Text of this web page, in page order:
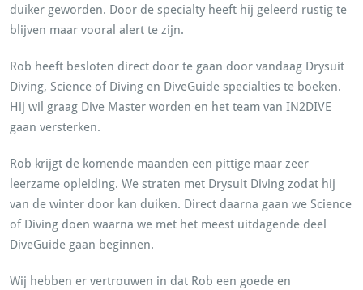
duiker geworden. Door de specialty heeft hij geleerd rustig te
blijven maar vooral alert te zijn.
Rob heeft besloten direct door te gaan door vandaag Drysuit
Diving, Science of Diving en DiveGuide specialties te boeken.
Hij wil graag Dive Master worden en het team van IN2DIVE
gaan versterken.
Rob krijgt de komende maanden een pittige maar zeer
leerzame opleiding. We straten met Drysuit Diving zodat hij
van de winter door kan duiken. Direct daarna gaan we Science
of Diving doen waarna we met het meest uitdagende deel
DiveGuide gaan beginnen.
Wij hebben er vertrouwen in dat Rob een goede en